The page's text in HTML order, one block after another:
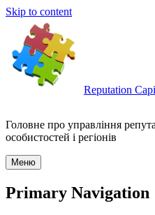
Skip to content
Reputation
Головне про управління
особистостей і регіонів
Меню
Primary Navigation